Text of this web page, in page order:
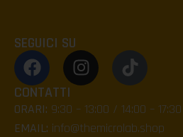
SEGUICI SU
CONTATTI
ORARI: 9:30 – 13:00 / 14:00 – 17:30
EMAIL: info@themicrolab.shop